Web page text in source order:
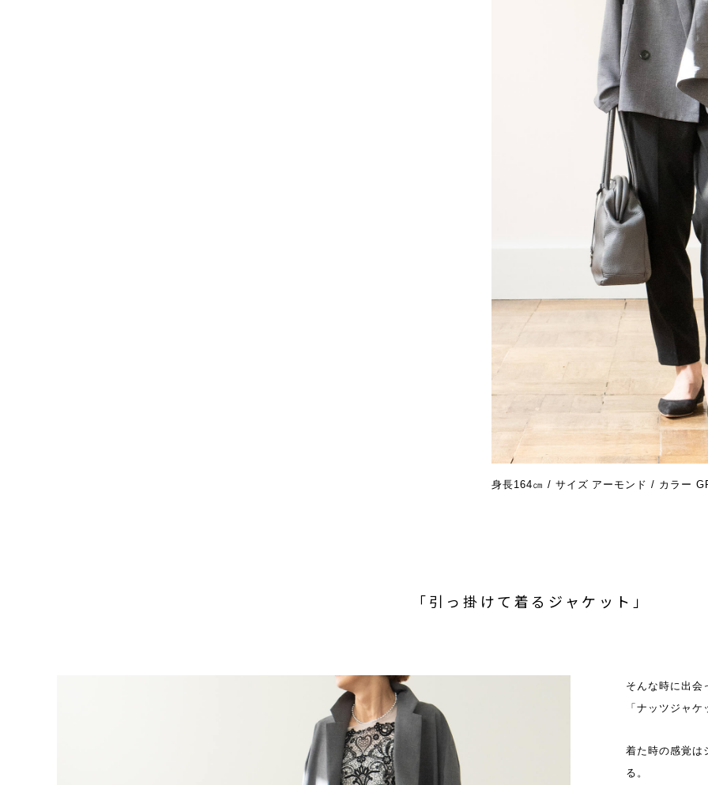
身長164㎝ / サイズ アーモンド / カラー
「引っ掛けて着るジャケット」
そんな時に出会
「ナッツジャケ
着た時の感覚は
る。